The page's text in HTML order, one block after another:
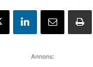
Annons: